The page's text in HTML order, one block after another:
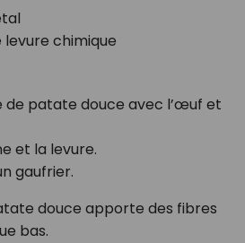
levure chimique
de patate douce avec l’œuf et
et la levure.
gaufrier.
douce apporte des fibres
bas.